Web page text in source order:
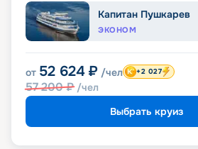
Капитан Пушкарев
ЭКОНОМ
от 52 624 ₽ /чел
57 200₽ /чел
+2 027
Выбрать круиз